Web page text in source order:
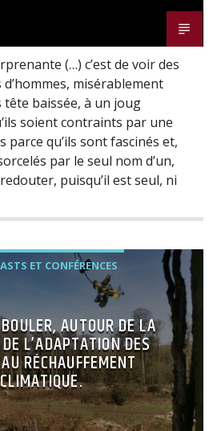
(…) c’est de voir des
misérablement
tête baissée, à un joug
soient contraints par une
parce qu’ils sont fascinés et,
par le seul nom d’un,
puisqu’il est seul, ni
ET CONFÉRENCES
AUTOUR DE LA
L’ADAPTATION DES
RÉCHAUFFEMENT
CLIMATIQUE.